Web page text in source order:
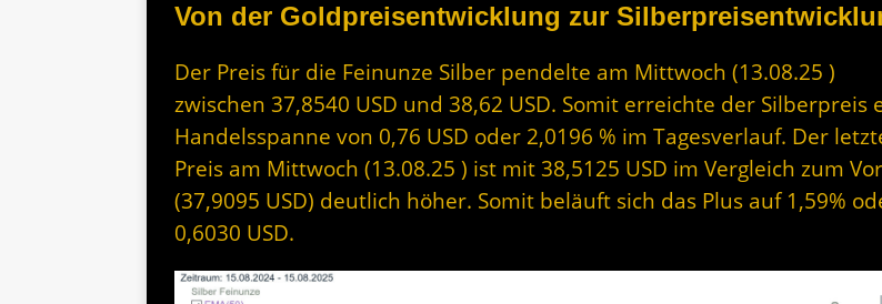
Von der Goldpreisentwicklung zur
Der Preis für die Feinunze Silber pendelte am Mittwoch (13.08.25 )
zwischen 37,8540 USD und 38,62 USD. Somit erreichte der Silberpreis
Handelsspanne von 0,76 USD oder 2,0196 % im Tagesverlauf. Der
Preis am Mittwoch (13.08.25 ) ist mit 38,5125 USD im Vergleich zum
(37,9095 USD) deutlich höher. Somit beläuft sich das Plus auf 1,59%
0,6030 USD.